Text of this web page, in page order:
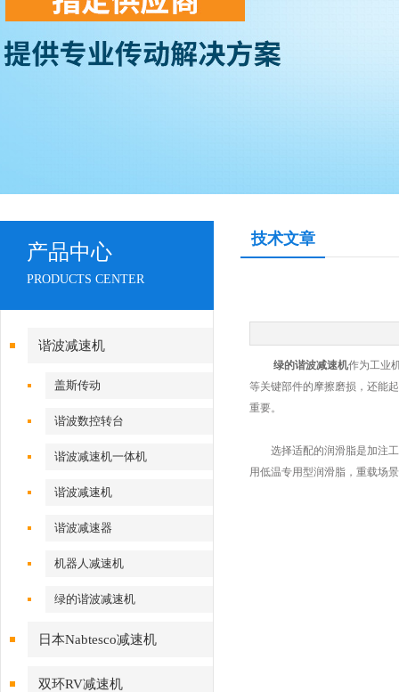
产品中心
PRODUCTS CENTER
谐波减速机
盖斯传动
谐波数控转台
谐波减速机一体机
谐波减速机
谐波减速器
机器人减速机
绿的谐波减速机
日本Nabtesco减速机
双环RV减速机
技术文章
绿的谐波减速机作为工业
等关键部件的摩擦磨损，还能
重要。
选择适配的润滑脂是加注工
用低温专用型润滑脂，重载场